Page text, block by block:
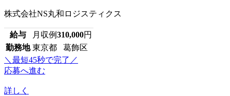
株式会社NS丸和ロジスティクス
給与 月収例310,000円
勤務地 東京都 葛飾区
＼最短45秒で完了／
応募へ進む
詳しく